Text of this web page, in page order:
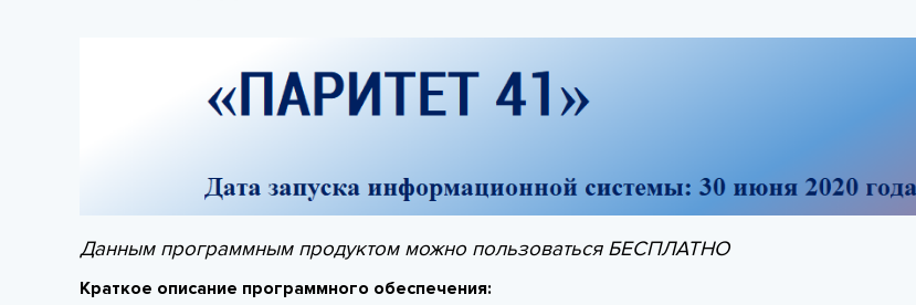
Данным программным продуктом можно пользоваться БЕСПЛАТНО
Краткое описание программного обеспечения: